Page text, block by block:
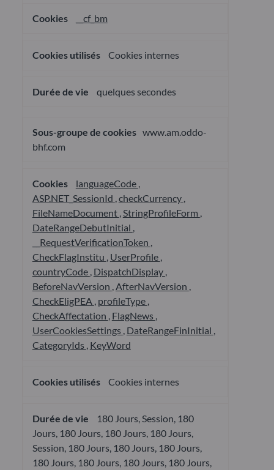
__cf_bm
Cookies internes
quelques secondes
www.am.oddo-
bhf.com
languageCode
ASP.NET_SessionId checkCurrency
FileNameDocument StringProfileForm
DateRangeDebutInitial
__RequestVerificationToken
CheckFlagInstitu UserProfile
countryCode DispatchDisplay
BeforeNavVersion AfterNavVersion
CheckEligPEA profileType
CheckAffectation FlagNews
UserCookiesSettings DateRangeFinInitial
CategoryIds KeyWord
Cookies internes
180 Jours, Session, 180
Jours, 180 Jours, 180 Jours, 180 Jours,
Session, 180 Jours, 180 Jours, 180 Jours,
180 Jours, 180 Jours, 180 Jours, 180 Jours,